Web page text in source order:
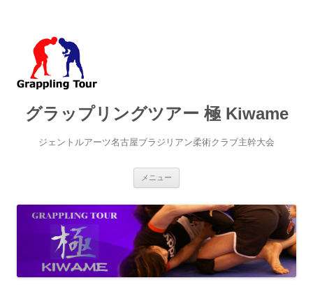
グラップリングツアー 極 Kiwame
ジェントルアーツ名古屋ブラジリアン柔術クラブ主幹大会
メニュー
ン
ツ
へ
ス
キ
ッ
プ